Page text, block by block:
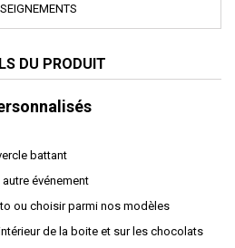
DU PRODUIT
battant
événement
ou choisir parmi nos modèles
de la boite et sur les chocolats